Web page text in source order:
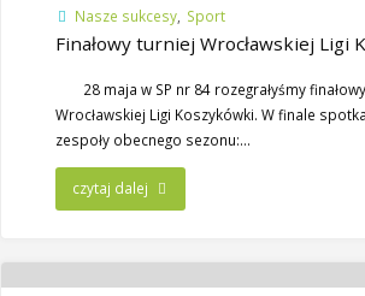
Nasze sukcesy Sport
Finałowy turniej Wrocławskiej Ligi
28 maja w SP nr 84 rozegrałyśmy
Wrocławskiej Ligi Koszykówki. W finale
zespoły obecnego sezonu:…
czytaj dalej